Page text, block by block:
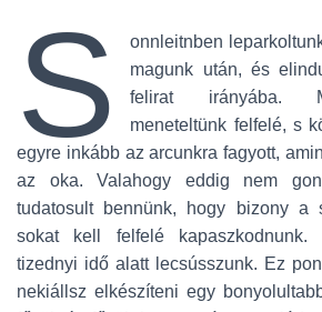
S
onnleitnben
magunk után, és
felirat irányába.
meneteltünk felfelé, s
egyre inkább az arcunkra fagyott,
az oka. Valahogy eddig nem
tudatosult bennünk, hogy bizony a
sokat kell felfelé kapaszkodnunk.
tizednyi idő alatt lecsússzunk. Ez
nekiállsz elkészíteni egy